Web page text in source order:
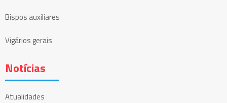
Bispos auxiliares
Vigários gerais
Notícias
Atualidades